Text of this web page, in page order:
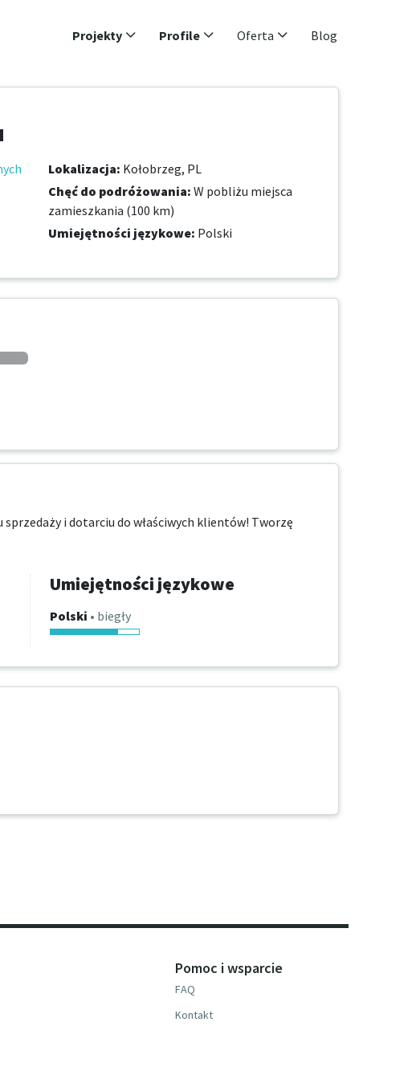
Projekty Profile Oferta Blog
Lokalizacja: Kołobrzeg, PL
Chęć do podróżowania: W pobliżu miejsca
zamieszkania (100 km)
Umiejętności językowe: Polski
i dotarciu do właściwych klientów! Tworzę
Umiejętności językowe
Polski • biegły
Pomoc i wsparcie
FAQ
Kontakt